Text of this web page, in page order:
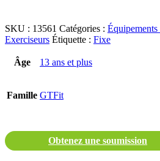
SKU : 13561 Catégories :
Exerciseurs Étiquette : Fixe
Obtenez une soumission
Âge 13 ans et plus
Famille GTFit